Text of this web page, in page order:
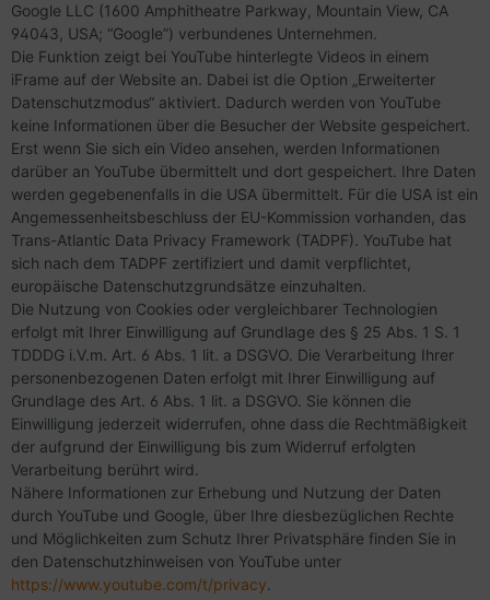
Google LLC (1600 Amphitheatre Parkway, Mountain View, CA
94043, USA; “Google”) verbundenes Unternehmen.
Die Funktion zeigt bei YouTube hinterlegte Videos in einem
iFrame auf der Website an. Dabei ist die Option „Erweiterter
Datenschutzmodus“ aktiviert. Dadurch werden von YouTube
keine Informationen über die Besucher der Website gespeichert.
Erst wenn Sie sich ein Video ansehen, werden Informationen
darüber an YouTube übermittelt und dort gespeichert. Ihre Daten
werden gegebenenfalls in die USA übermittelt. Für die USA ist ein
Angemessenheitsbeschluss der EU-Kommission vorhanden, das
Trans-Atlantic Data Privacy Framework (TADPF). YouTube hat
sich nach dem TADPF zertifiziert und damit verpflichtet,
europäische Datenschutzgrundsätze einzuhalten.
Die Nutzung von Cookies oder vergleichbarer Technologien
erfolgt mit Ihrer Einwilligung auf Grundlage des § 25 Abs. 1 S. 1
TDDDG i.V.m. Art. 6 Abs. 1 lit. a DSGVO. Die Verarbeitung Ihrer
personenbezogenen Daten erfolgt mit Ihrer Einwilligung auf
Grundlage des Art. 6 Abs. 1 lit. a DSGVO. Sie können die
Einwilligung jederzeit widerrufen, ohne dass die Rechtmäßigkeit
der aufgrund der Einwilligung bis zum Widerruf erfolgten
Verarbeitung berührt wird.
Nähere Informationen zur Erhebung und Nutzung der Daten
durch YouTube und Google, über Ihre diesbezüglichen Rechte
und Möglichkeiten zum Schutz Ihrer Privatsphäre finden Sie in
den Datenschutzhinweisen von YouTube unter
https://www.youtube.com/t/privacy.